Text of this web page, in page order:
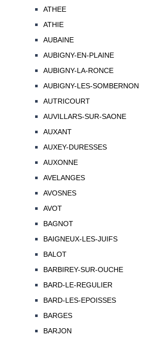
ATHEE
ATHIE
AUBAINE
AUBIGNY-EN-PLAINE
AUBIGNY-LA-RONCE
AUBIGNY-LES-SOMBERNON
AUTRICOURT
AUVILLARS-SUR-SAONE
AUXANT
AUXEY-DURESSES
AUXONNE
AVELANGES
AVOSNES
AVOT
BAGNOT
BAIGNEUX-LES-JUIFS
BALOT
BARBIREY-SUR-OUCHE
BARD-LE-REGULIER
BARD-LES-EPOISSES
BARGES
BARJON